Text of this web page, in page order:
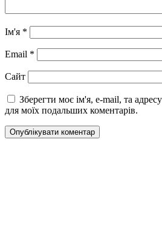
Ім'я *
Email *
Сайт
Зберегти моє ім'я, e-mail, та
для моїх подальших коментарів.